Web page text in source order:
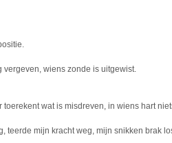
vergeven, wiens zonde is uitgewist.
toerekent wat is misdreven, in wiens hart
teerde mijn kracht weg, mijn snikken brak